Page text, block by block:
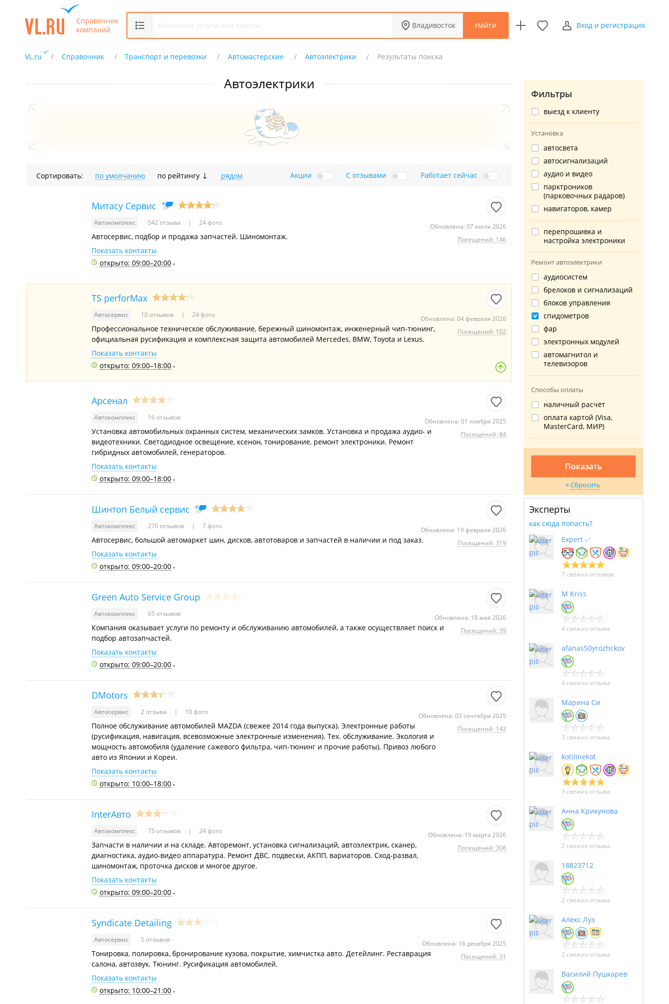
Справочник
компаний
Владивосток Найти Вход и регистрация
VL.ru Справочник Транспорт и перевозки Автомастерские Автоэлектрики Результаты поиска
Автоэлектрики
Сортировать: по умолчанию по рейтингу рядом Акции С отзывами Работает сейчас
Митасу Сервис
Автокомплекс 542 отзыва 24 фото
Обновлена: 07 июля 2026
Посещений: 146
Автосервис, подбор и продажа запчастей. Шиномонтаж.
Показать контакты
открыто: 09:00–20:00
TS perforMax
Автосервис 10 отзывов 24 фото
Обновлена: 04 февраля 2026
Посещений: 102
Профессиональное техническое обслуживание, бережный шиномонтаж, инженерный чип-тюнинг,
официальная русификация и комплексная защита автомобилей Mercedes, BMW, Toyota и Lexus.
Показать контакты
открыто: 09:00–18:00
Арсенал
Автокомплекс 16 отзывов
Обновлена: 01 ноября 2025
Посещений: 84
Установка автомобильных охранных систем, механических замков. Установка и продажа аудио- и
видеотехники. Светодиодное освещение, ксенон, тонирование, ремонт электроники. Ремонт
гибридных автомобилей, генераторов.
Показать контакты
открыто: 09:00–18:00
Шинтоп Белый сервис
Автокомплекс 270 отзывов 7 фото
Обновлена: 19 февраля 2026
Посещений: 319
Автосервис, большой автомаркет шин, дисков, автотоваров и запчастей в наличии и под заказ.
Показать контакты
открыто: 09:00–20:00
Green Auto Service Group
Автокомплекс 65 отзывов
Обновлена: 18 мая 2026
Посещений: 39
Компания оказывает услуги по ремонту и обслуживанию автомобилей, а также осуществляет поиск и
подбор автозапчастей.
Показать контакты
открыто: 09:00–20:00
DMotors
Автосервис 2 отзыва 10 фото
Обновлена: 03 сентября 2025
Посещений: 142
Полное обслуживание автомобилей MAZDA (свежее 2014 года выпуска). Электронные работы
(русификация, навигация, всевозможные электронные изменения). Тех. обслуживание. Экология и
мощность автомобиля (удаление сажевого фильтра, чип-тюнинг и прочие работы). Привоз любого
авто из Японии и Кореи.
Показать контакты
открыто: 10:00–18:00
InterАвто
Автокомплекс 75 отзывов 24 фото
Обновлена: 19 марта 2026
Посещений: 306
Запчасти в наличии и на складе. Авторемонт, установка сигнализаций, автоэлектрик, сканер,
диагностика, аудио-видео аппаратура. Ремонт ДВС, подвески, АКПП, вариаторов. Сход-развал,
шиномонтаж, проточка дисков и многое другое.
Показать контакты
открыто: 09:00–20:00
Syndicate Detailing
Автосервис 5 отзывов
Обновлена: 16 декабря 2025
Посещений: 31
Тонировка, полировка, бронирование кузова, покрытие, химчистка авто. Детейлинг. Реставрация
салона, автозвук. Тюнинг. Русификация автомобилей.
Показать контакты
открыто: 10:00–21:00
Фильтры
выезд к клиенту
Установка
автосвета
автосигнализаций
аудио и видео
парктроников
(парковочных радаров)
навигаторов, камер
перепрошивка и
настройка электроники
Ремонт автоэлектрики
аудиосистем
брелоков и сигнализаций
блоков управления
спидометров
фар
электронных модулей
автомагнитол и
телевизоров
Способы оплаты
наличный расчёт
оплата картой (Visa,
MasterCard, МИР)
Показать
Сбросить
Эксперты
как сюда попасть?
Expert ✅
7 свежих отзывов
M Kriss
4 свежих отзыва
afanas50yrozhckov
4 свежих отзыва
Марина Си
3 свежих отзыва
kotilinekot
3 свежих отзыва
Анна Крикунова
2 свежих отзыва
18823712
2 свежих отзыва
Алекс Луз
2 свежих отзыва
Василий Пушкарев